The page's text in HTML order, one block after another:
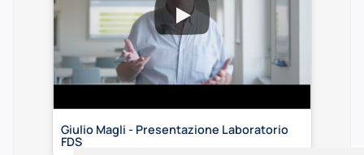
Giulio Magli - Presentazione Laboratorio
FDS